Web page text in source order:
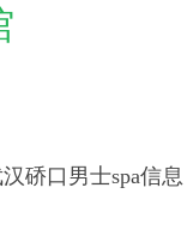
硚口男士spa信息